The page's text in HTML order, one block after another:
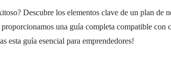
Descubre los elementos clave de un plan
una guía completa compatible con
esta guía esencial para emprendedores!